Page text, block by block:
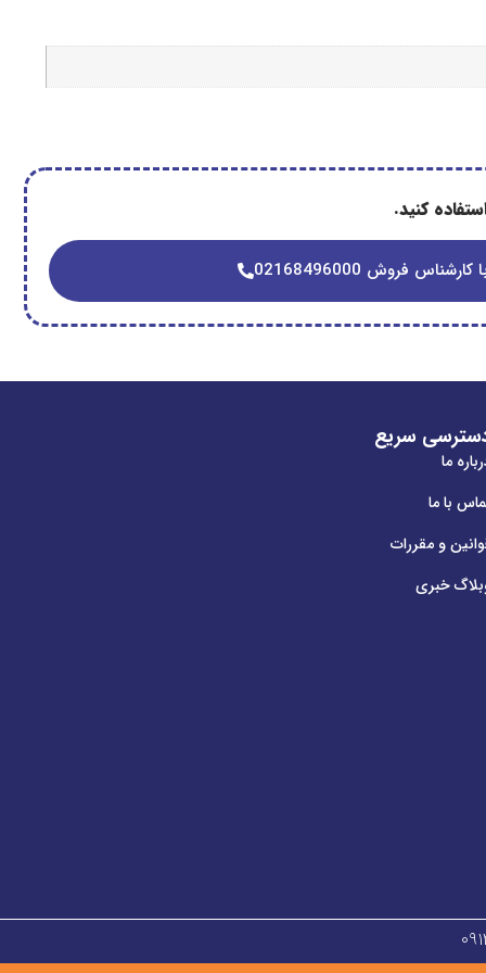
کنید.
فروش 02168496000
سریع
ما
با ما
و مقررات
خبری